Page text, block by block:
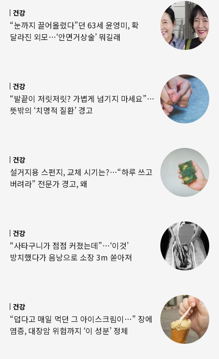
건강
“눈까지 끌어올렸다”던 63세 윤영미, 확
달라진 외모…‘안면거상술’ 뭐길래
건강
“발끝이 저릿저릿? 가볍게 넘기지 마세요”…
뜻밖의 ‘치명적 질환’ 경고
건강
설거지용 스펀지, 교체 시기는?…“하루 쓰고
버려라” 전문가 경고, 왜
건강
“사타구니가 점점 커졌는데”…‘이것’
방치했다가 음낭으로 소장 3m 쏟아져
건강
“덥다고 매일 먹던 그 아이스크림이…” 장에
염증, 대장암 위험까지 ‘이 성분’ 정체